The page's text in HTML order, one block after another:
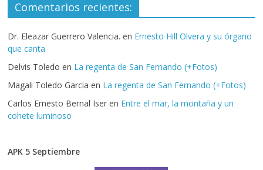
Comentarios recientes:
Dr. Eleazar Guerrero Valencia. en Ernesto Hill Olvera y su órgano
que canta
Delvis Toledo en La regenta de San Fernando (+Fotos)
Magali Toledo Garcia en La regenta de San Fernando (+Fotos)
Carlos Ernesto Bernal Iser en Entre el mar, la montaña y un
cohete luminoso
APK 5 Septiembre